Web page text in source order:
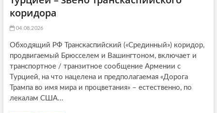
коридора
04.08.2026
Обходящий РФ Транскаспийский («Срединный») коридор,
продвигаемый Брюсселем и Вашингтоном, включает и
транспортное / транзитное сообщение Армении с
Турцией, на что нацелена и предполагаемая «Дорога
Трампа во имя мира и процветания» – естественно, по
лекалам США...